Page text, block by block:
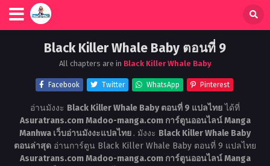
Black Killer Whale Baby ตอนที่ 9
All chapters are in Black Killer Whale Baby
Facebook Twitter WhatsApp Pinterest
อ่านมังงะ Black Killer Whale Baby ตอนที่ 9 แปลไทยได้ที่
Asuratrans.com Madoo-manga.com การ์ตูนออนไลน์ Manga
Manhwa เว็บอ่านมังงะแปลไทย . มังงะ Black Killer Whale Baby
ตอนล่าสุด อ่านการ์ตูน Black Killer Whale Baby ตอนที่ 9 แปลไทย
Asuratrans.com Madoo-manga.com การ์ตูนออนไลน์ Manga